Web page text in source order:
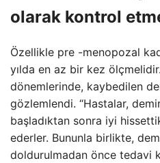
olarak kontrol
Özellikle pre -menopozal
yılda en az bir kez
dönemlerinde, kaybedilen
gözlemlendi. “Hastalar,
başladıktan sonra iyi
ederler. Bununla birlikte,
doldurulmadan önce tedavi